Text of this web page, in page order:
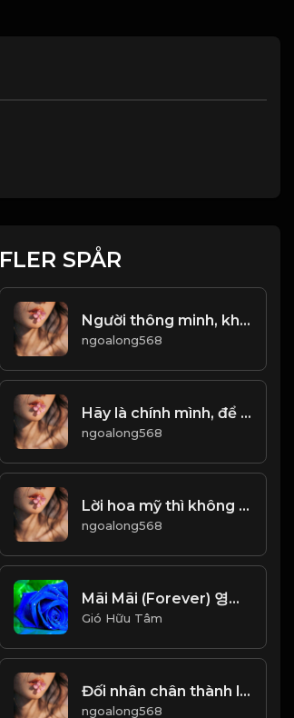
FLER SPÅR
Người thông minh, không thể chết trong tính chất xấu này! Đạo
ngoalong568
Hãy là chính mình, để yêu và ghét được tự do! & Đạo
ngoalong568
Lời hoa mỹ thì không thật, lời thật thì khó nghe! & Đạo
ngoalong568
Mãi Mãi (Forever) 영원히사랑해 - Lam Trường (안재욱) Beat Chuẩn_1766654396787
Gió Hữu Tâm
Đối nhân chân thành lịch sự, xử lý ẩn mình Khiêm hạ! Đạo
ngoalong568